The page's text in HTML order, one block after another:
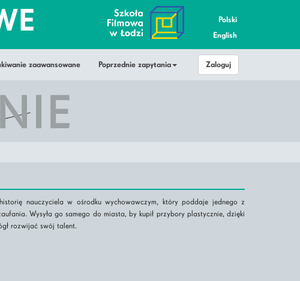
Polski
English
zaawansowane Poprzednie zapytania Zaloguj
nauczyciela w ośrodku wychowawczym, który poddaje jednego z
Wysyła go samego do miasta, by kupił przybory plastycznie, dzięki
rozwijać swój talent.